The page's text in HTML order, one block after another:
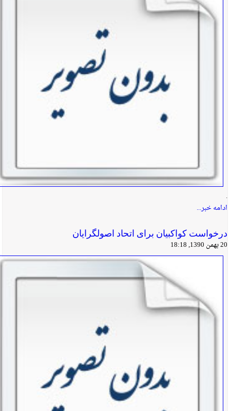
.
ادامه خبر...
درخواست کواکبیان برای اتحاد اصولگرایان
20 بهمن 1390, 18:18